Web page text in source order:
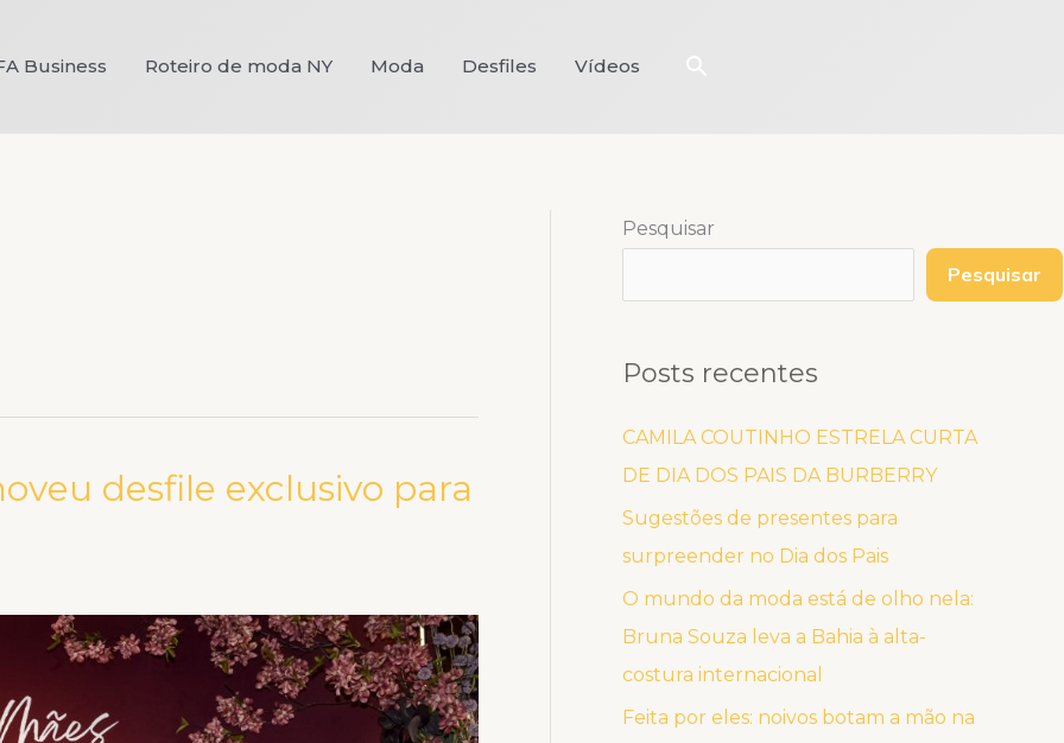
Business Roteiro de moda NY Moda Desfiles Vídeos Pesquisar
desfile exclusivo para
Pesquisar
Pesquisar
Posts recentes
CAMILA COUTINHO ESTRELA CURTA
DE DIA DOS PAIS DA BURBERRY
Sugestões de presentes para
surpreender no Dia dos Pais
O mundo da moda está de olho nela:
Bruna Souza leva a Bahia à alta-
costura internacional
Feita por eles: noivos botam a mão na